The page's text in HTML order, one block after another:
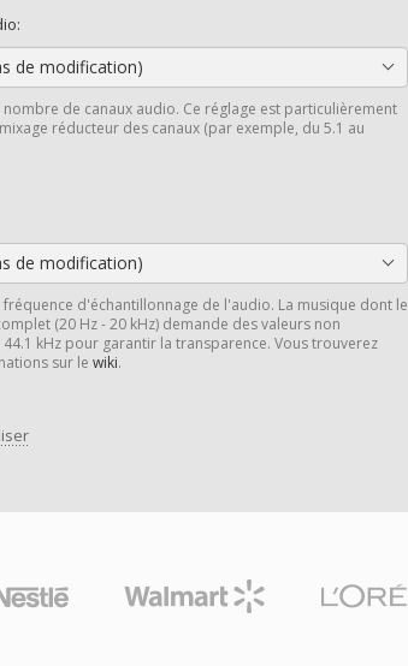
de modification)
nombre de canaux audio. Ce réglage est particulièrement
réducteur des canaux (par exemple, du 5.1 au
de modification)
fréquence d'échantillonnage de l'audio. La musique dont le
(20 Hz - 20 kHz) demande des valeurs non
kHz pour garantir la transparence. Vous trouverez
sur le wiki.